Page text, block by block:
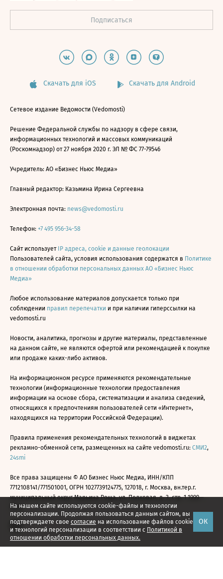
На нашем сайте используются cookie-файлы и технологии
персонализации. Продолжая пользоваться данным сайтом, вы
подтверждаете свое согласие на использование файлов cookie
и технологий персонализации в соответствии с Политикой в
отношении обработки персональных данных.
ОК
Скачать для iOS Скачать для Android
Сетевое издание Ведомости (Vedomosti)
Решение Федеральной службы по надзору в сфере связи,
информационных технологий и массовых коммуникаций
(Роскомнадзор) от 27 ноября 2020 г. ЭЛ № ФС 77-79546
Учредитель: АО «Бизнес Ньюс Медиа»
Главный редактор: Казьмина Ирина Сергеевна
Электронная почта: news@vedomosti.ru
Телефон: +7 495 956-34-58
Сайт использует IP адреса, cookie и данные геолокации
Пользователей сайта, условия использования содержатся в Политике
в отношении обработки персональных данных АО «Бизнес Ньюс
Медиа»
Любое использование материалов допускается только при
соблюдении правил перепечатки и при наличии гиперссылки на
vedomosti.ru
Новости, аналитика, прогнозы и другие материалы, представленные
на данном сайте, не являются офертой или рекомендацией к покупке
или продаже каких-либо активов.
На информационном ресурсе применяются рекомендательные
технологии (информационные технологии предоставления
информации на основе сбора, систематизации и анализа сведений,
относящихся к предпочтениям пользователей сети «Интернет»,
находящихся на территории Российской Федерации).
Правила применения рекомендательных технологий в виджетах
рекламно-обменной сети, размещенных на сайте vedomosti.ru: СМИ2,
24smi
Все права защищены © АО Бизнес Ньюс Медиа, ИНН/КПП
7712108141/771501001, ОГРН 1027739124775, 127018, г. Москва, вн.тер.г.
муниципальный округ Марьина Роща, ул. Полковая, д. 3, стр. 1 1999—
2026